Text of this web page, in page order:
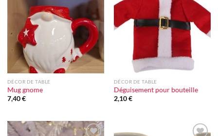
à la liste
d'envie
DÉCOR DE TABLE
Mug gnome
7,40€
à la liste
DÉCOR DE TABLE
Déguisement pour bouteille
2,10€